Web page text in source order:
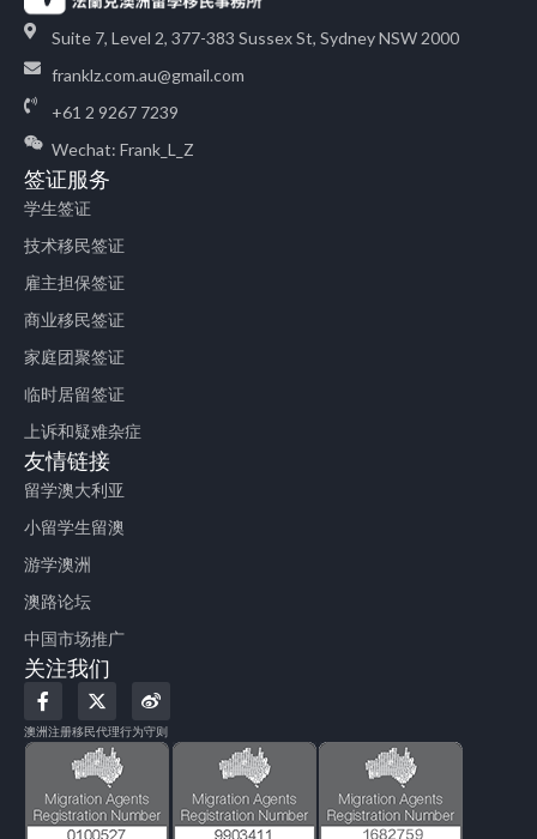
Suite 7, Level 2, 377-383 Sussex St, Sydney NSW 2000
franklz.com.au@gmail.com
+61 2 9267 7239
Wechat: Frank_L_Z
签证服务
学生签证
技术移民签证
雇主担保签证
商业移民签证
家庭团聚签证
临时居留签证
上诉和疑难杂症
友情链接
留学澳大利亚
小留学生留澳
游学澳洲
澳路论坛
中国市场推广
关注我们
F
a
c
e
o
k
X
-
t
w
i
t
t
e
W
e
i
b
澳洲注册移民代理行为守则